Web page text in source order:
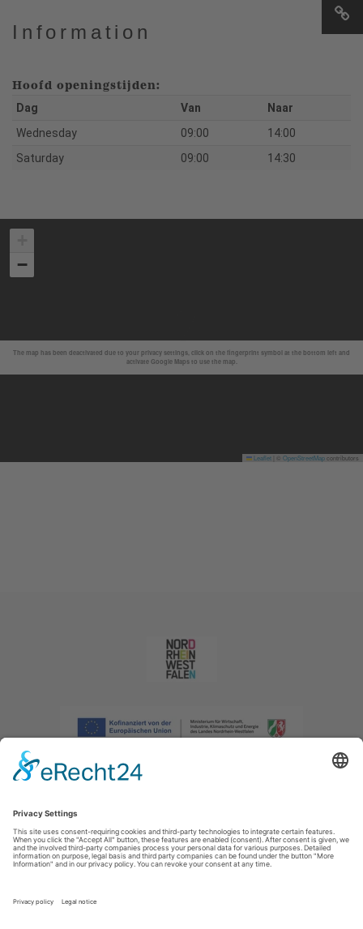
Information
Hoofd openingstijden:
Dag Van
Naar
Wednesday
09:00
14:00
Saturday
09:00 14:30
The map has been deactivated due to your privacy settings, click on the fingerprint symbol at the bottom left and
activate Google Maps to use the map.
−
Leaflet OpenStreetMapcontributors
Afdruk |Privacybeleid|Verklaring van toegankelijkheid